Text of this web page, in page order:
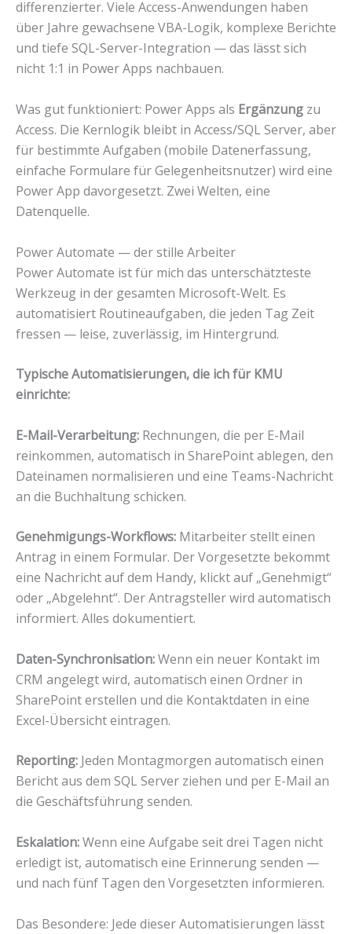
differenzierter. Viele Access-Anwendungen haben
über Jahre gewachsene VBA-Logik, komplexe Berichte
und tiefe SQL-Server-Integration — das lässt sich
nicht 1:1 in Power Apps nachbauen.
Was gut funktioniert: Power Apps als Ergänzung zu
Access. Die Kernlogik bleibt in Access/SQL Server, aber
für bestimmte Aufgaben (mobile Datenerfassung,
einfache Formulare für Gelegenheitsnutzer) wird eine
Power App davorgesetzt. Zwei Welten, eine
Datenquelle.
Power Automate — der stille Arbeiter
Power Automate ist für mich das unterschätzteste
Werkzeug in der gesamten Microsoft-Welt. Es
automatisiert Routineaufgaben, die jeden Tag Zeit
fressen — leise, zuverlässig, im Hintergrund.
Typische Automatisierungen, die ich für KMU
einrichte:
E-Mail-Verarbeitung: Rechnungen, die per E-Mail
reinkommen, automatisch in SharePoint ablegen, den
Dateinamen normalisieren und eine Teams-Nachricht
an die Buchhaltung schicken.
Genehmigungs-Workflows: Mitarbeiter stellt einen
Antrag in einem Formular. Der Vorgesetzte bekommt
eine Nachricht auf dem Handy, klickt auf „Genehmigt“
oder „Abgelehnt“. Der Antragsteller wird automatisch
informiert. Alles dokumentiert.
Daten-Synchronisation:Wenn ein neuer Kontakt im
CRM angelegt wird, automatisch einen Ordner in
SharePoint erstellen und die Kontaktdaten in eine
Excel-Übersicht eintragen.
Reporting: Jeden Montagmorgen automatisch einen
Bericht aus dem SQL Server ziehen und per E-Mail an
die Geschäftsführung senden.
Eskalation:Wenn eine Aufgabe seit drei Tagen nicht
erledigt ist, automatisch eine Erinnerung senden —
und nach fünf Tagen den Vorgesetzten informieren.
Das Besondere: Jede dieser Automatisierungen lässt